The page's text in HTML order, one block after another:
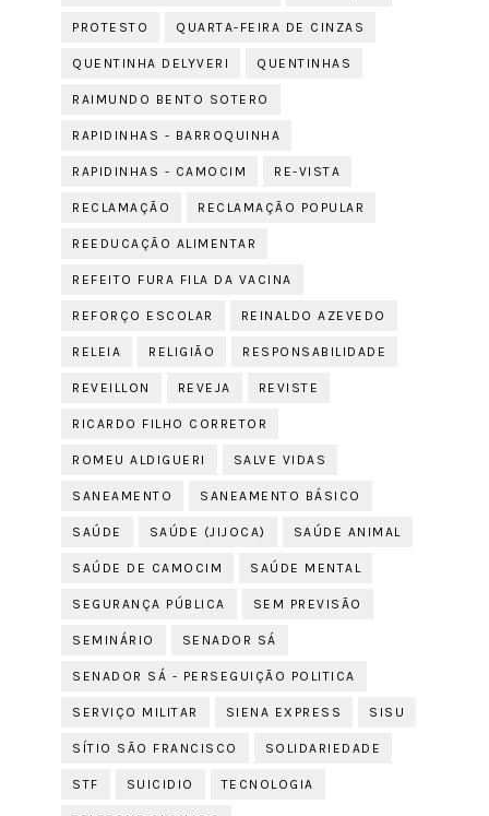
PROTESTO QUARTA-FEIRA DE CINZAS
QUENTINHA DELYVERI QUENTINHAS
RAIMUNDO BENTO SOTERO
RAPIDINHAS - BARROQUINHA
RAPIDINHAS - CAMOCIM RE-VISTA
RECLAMAÇÃO RECLAMAÇÃO POPULAR
REEDUCAÇÃO ALIMENTAR
REFEITO FURA FILA DA VACINA
REFORÇO ESCOLAR REINALDO AZEVEDO
RELEIA RELIGIÃO RESPONSABILIDADE
REVEILLON REVEJA REVISTE
RICARDO FILHO CORRETOR
ROMEU ALDIGUERI SALVE VIDAS
SANEAMENTO SANEAMENTO BÁSICO
SAÚDE SAÚDE (JIJOCA) SAÚDE ANIMAL
SAÚDE DE CAMOCIM SAÚDE MENTAL
SEGURANÇA PÚBLICA SEM PREVISÃO
SEMINÁRIO SENADOR SÁ
SENADOR SÁ - PERSEGUIÇÃO POLITICA
SERVIÇO MILITAR SIENA EXPRESS SISU
SÍTIO SÃO FRANCISCO SOLIDARIEDADE
STF SUICIDIO TECNOLOGIA